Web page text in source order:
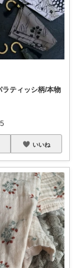
ティッシ柄/本物
5
いいね